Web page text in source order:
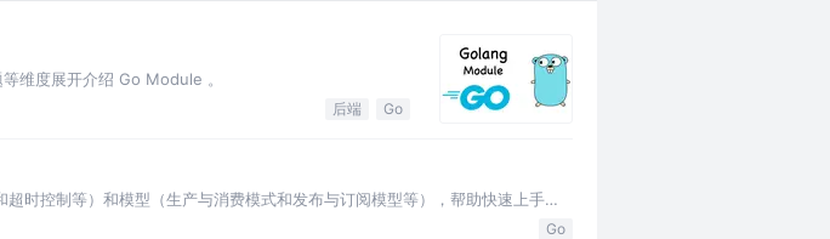
维度展开介绍 Go Module 。
后端 Go
时控制等）和模型（生产与消费模式和发布与订阅模型等），帮助快速上手的
Go